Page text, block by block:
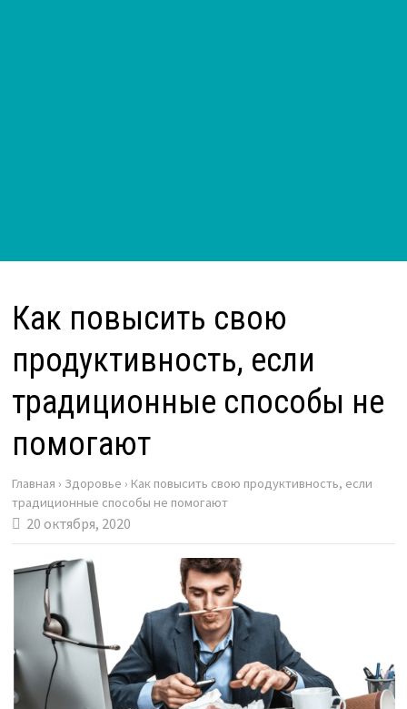
Как повысить свою
продуктивность, если
традиционные способы не
помогают
Главная › Здоровье › Как повысить свою продуктивность, если
традиционные способы не помогают
20 октября, 2020